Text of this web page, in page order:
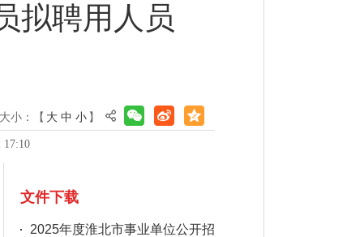
拟聘用人员
小：【 大 中 小 】
17:10
文件下载
2025年度淮北市事业单位公开招